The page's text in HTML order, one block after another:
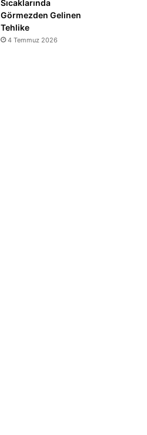
Sıcaklarında
Görmezden Gelinen
Tehlike
4 Temmuz 2026